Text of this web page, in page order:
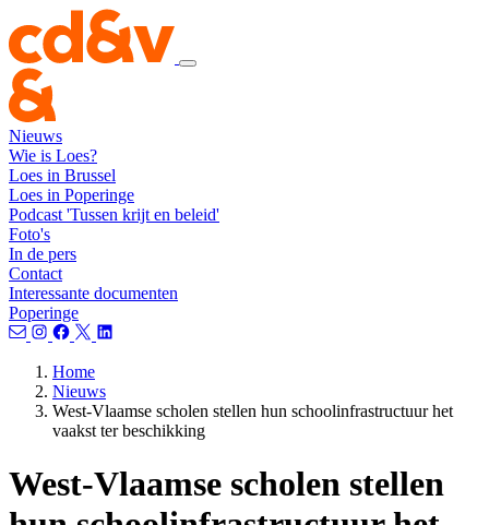
Nieuws
Wie is Loes?
Loes in Brussel
Loes in Poperinge
Podcast 'Tussen krijt en beleid'
Foto's
In de pers
Contact
Interessante documenten
Poperinge
Home
Nieuws
West-Vlaamse scholen stellen hun schoolinfrastructuur het
vaakst ter beschikking
West-Vlaamse scholen stellen